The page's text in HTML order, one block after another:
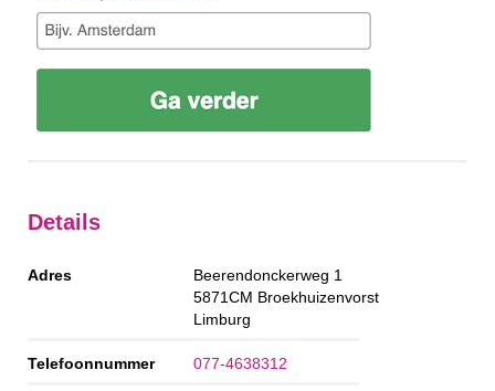
Details
Adres
Beerendonckerweg 1
5871CM Broekhuizenvorst
Limburg
Telefoonnummer 077-4638312